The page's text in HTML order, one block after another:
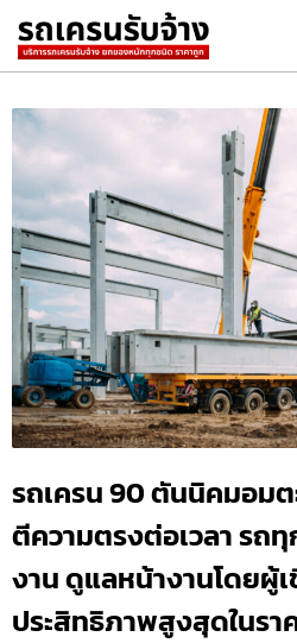
รถเครน 90 ตันนิคมอม
ตีความตรงต่อเวลา รถ
งาน ดูแลหน้างานโดยผู้
ประสิทธิภาพสูงสุดในรา